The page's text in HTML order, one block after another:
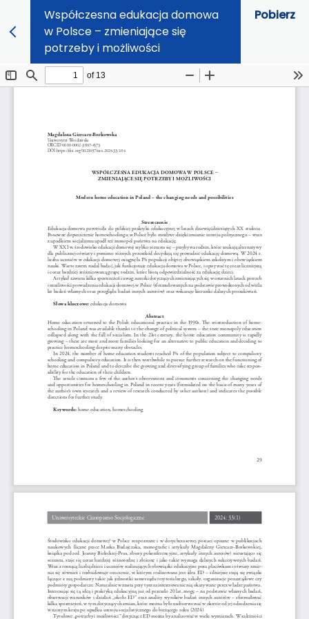
Współczesna edukacja domowa
w Polsce – zmieniające się
potrzeby i możliwości
Pobierz